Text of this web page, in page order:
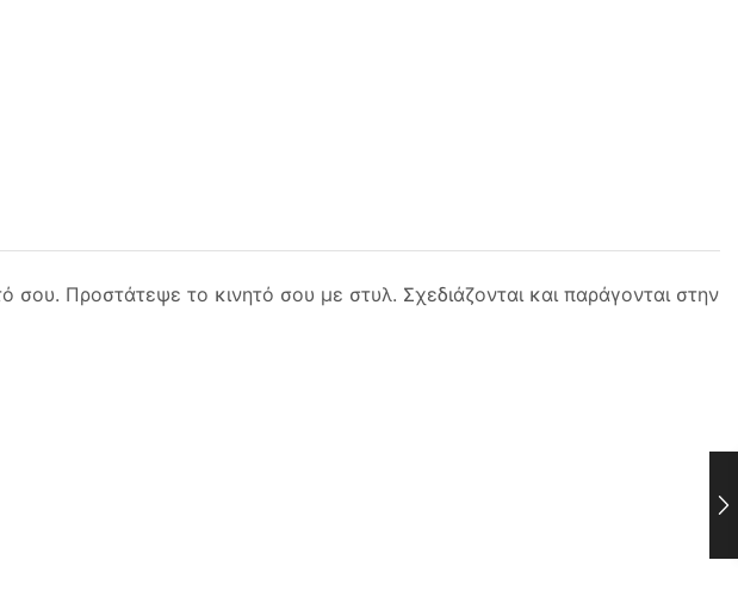
σου. Προστάτεψε το κινητό σου με στυλ. Σχεδιάζονται και παράγονται στην